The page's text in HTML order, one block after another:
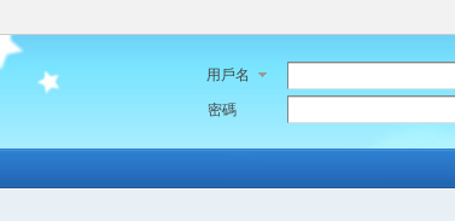
用戶名
密碼